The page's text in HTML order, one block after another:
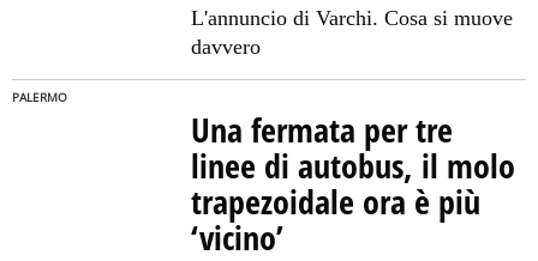
L'annuncio di Varchi. Cosa si muove
davvero
PALERMO
Una fermata per tre
linee di autobus, il molo
trapezoidale ora è più
‘vicino’